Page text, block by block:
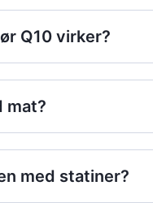
Q10 virker?
mat?
med statiner?